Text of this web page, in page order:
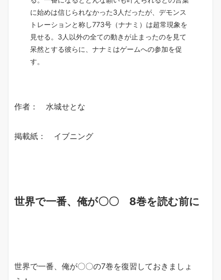
に始めは信じられなかった3人だったが、デモンス
トレーションと称し773号（ナナミ）は超常現象を
見せる。3人以外の全ての動きが止まったのを見て
呆然とする彼らに、ナナミはゲームへの参加を促
す。
作者： 水城せとな
掲載紙： イブニング
世界で一番、俺が〇〇 8巻を読む前に
世界で一番、俺が〇〇の7巻を復習しておきましょ